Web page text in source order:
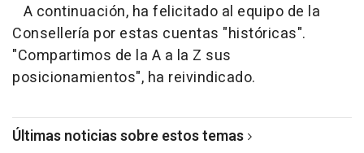
A continuación, ha felicitado al equipo de la
Consellería por estas cuentas "históricas".
"Compartimos de la A a la Z sus
posicionamientos", ha reivindicado.
Últimas noticias sobre estos temas